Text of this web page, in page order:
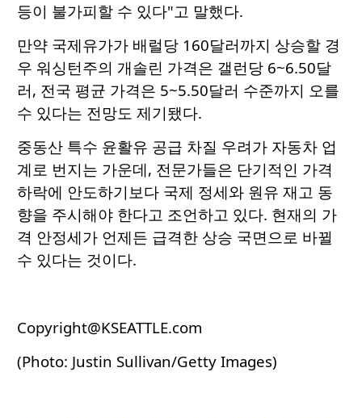
등이 불가피할 수 있다"고 말했다.
만약 국제유가가 배럴당 160달러까지 상승할 경
우 워싱턴주의 개솔린 가격은 갤런당 6~6.50달
러, 전국 평균 가격은 5~5.50달러 수준까지 오를
수 있다는 전망도 제기됐다.
중동산 특수 윤활유 공급 차질 우려가 자동차 업
계로 번지는 가운데, 전문가들은 단기적인 가격
하락에 안도하기보다 국제 정세와 원유 재고 동
향을 주시해야 한다고 조언하고 있다. 현재의 가
격 안정세가 언제든 급격한 상승 국면으로 바뀔
수 있다는 것이다.
Copyright@KSEATTLE.com
(Photo: Justin Sullivan/Getty Images)